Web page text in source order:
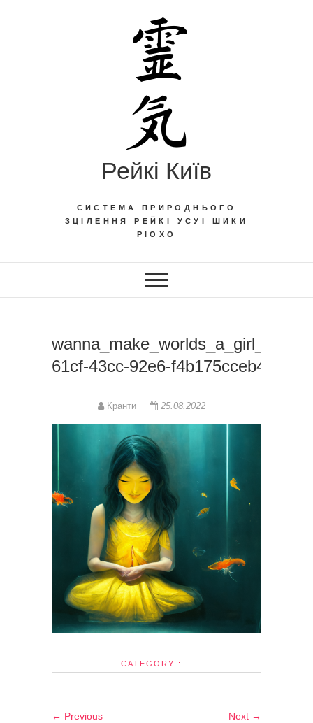
Рейкі Київ
СИСТЕМА ПРИРОДНЬОГО
ЗЦІЛЕННЯ РЕЙКІ УСУІ ШИКИ
РІОХО
61cf-43cc-92e6-f4b175cceb47
Кранти 25.08.2022
CATEGORY :
← Previous Next →